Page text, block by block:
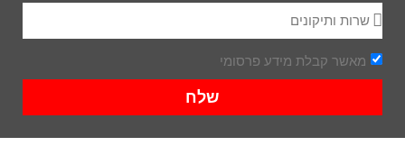
מאשר קבלת מידע פרסומי
שלח